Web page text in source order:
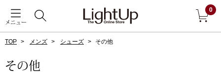
メニュー
0
TOP メンズ シューズ その他
その他